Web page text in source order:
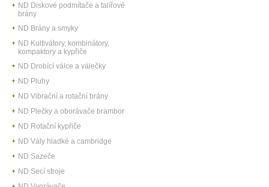
ND Diskové podmítače a talířové
brány
ND Brány a smyky
ND Kultivátory, kombinátory,
kompaktory a kypřiče
ND Drobící válce a válečky
ND Pluhy
ND Vibrační a rotační brány
ND Plečky a oborávače brambor
ND Rotační kypřiče
ND Vály hladké a cambridge
ND Sazeče
ND Secí stroje